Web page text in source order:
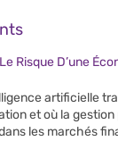
Risque D’une
artificielle
et où la
les marchés